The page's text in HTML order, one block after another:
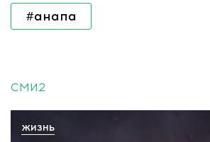
#анапа
СМИ2
ЖИЗНЬ